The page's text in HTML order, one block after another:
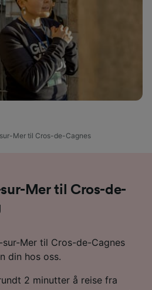
Mer til Cros-de-Cagnes
sur-Mer til Cros-de-
Mer til Cros-de-Cagnes
din hos oss.
2 minutter å reise fra